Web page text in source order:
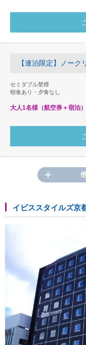
【連泊限定】ノー
セミダブル禁煙
朝食あり・夕食なし
大人1名様（航空券＋宿泊
イビススタイルズ京